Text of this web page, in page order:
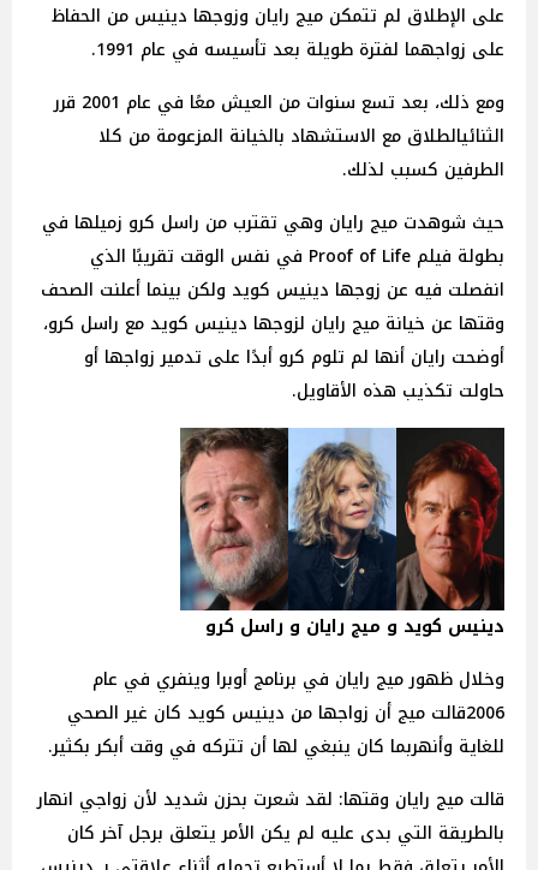
على الإطلاق لم تتمكن ميج رايان وزوجها دينيس من الحفاظ
على زواجهما لفترة طويلة بعد تأسيسه في عام 1991.
ومع ذلك، بعد تسع سنوات من العيش معًا في عام 2001 قرر
الثنائيالطلاق مع الاستشهاد بالخيانة المزعومة من كلا
الطرفين كسبب لذلك.
حيث شوهدت ميج رايان وهي تقترب من راسل كرو زميلها في
بطولة فيلم Proof of Life في نفس الوقت تقريبًا الذي
انفصلت فيه عن زوجها دينيس كويد ولكن بينما أعلنت الصحف
وقتها عن خيانة ميج رايان لزوجها دينيس كويد مع راسل كرو،
أوضحت رايان أنها لم تلوم كرو أبدًا على تدمير زواجها أو
حاولت تكذيب هذه الأقاويل.
دينيس كويد و ميج رايان و راسل كرو
وخلال ظهور ميج رايان في برنامج أوبرا وينفري في عام
2006قالت ميج أن زواجها من دينيس كويد كان غير الصحي
للغاية وأنهربما كان ينبغي لها أن تتركه في وقت أبكر بكثير.
قالت ميج رايان وقتها: لقد شعرت بحزن شديد لأن زواجي انهار
بالطريقة التي بدى عليه لم يكن الأمر يتعلق برجل آخر كان